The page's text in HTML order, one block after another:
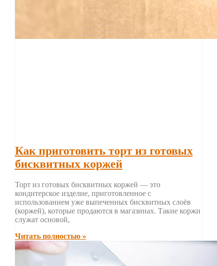
Как приготовить торт из готовых
бисквитных коржей
Торт из готовых бисквитных коржей — это
кондитерское изделие, приготовленное с
использованием уже выпеченных бисквитных слоёв
(коржей), которые продаются в магазинах. Такие коржи
служат основой,
Читать полностью »